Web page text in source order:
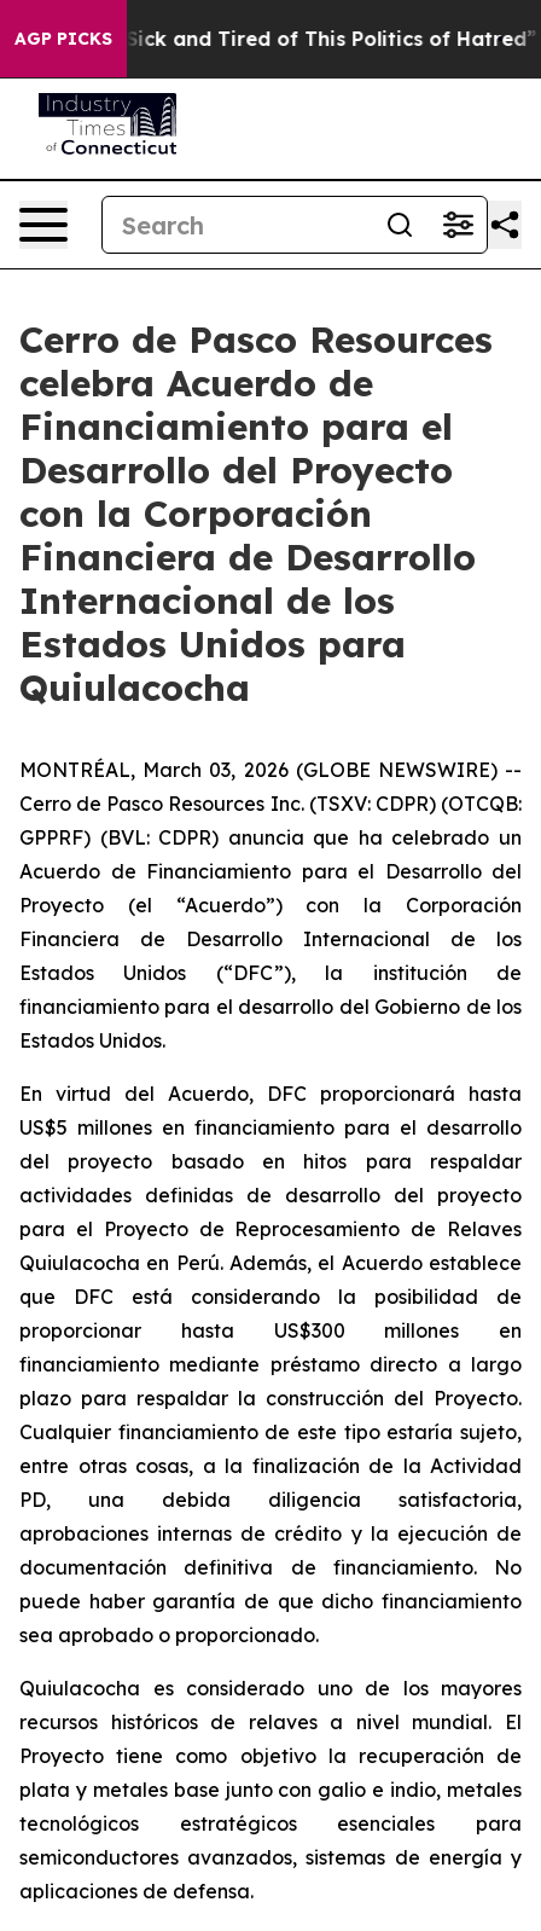
AGP PICKS
Are Sick and Tired of This Politics of Hatred” The
Cerro de Pasco Resources
celebra Acuerdo de
Financiamiento para el
Desarrollo del Proyecto
con la Corporación
Financiera de Desarrollo
Internacional de los
Estados Unidos para
Quiulacocha
MONTRÉAL, March 03, 2026 (GLOBE NEWSWIRE) --
Cerro de Pasco Resources Inc. (TSXV: CDPR) (OTCQB:
GPPRF) (BVL: CDPR) anuncia que ha celebrado un
Acuerdo de Financiamiento para el Desarrollo del
Proyecto (el “Acuerdo”) con la Corporación
Financiera de Desarrollo Internacional de los
Estados Unidos (“DFC”), la institución de
financiamiento para el desarrollo del Gobierno de los
Estados Unidos.
En virtud del Acuerdo, DFC proporcionará hasta
US$5 millones en financiamiento para el desarrollo
del proyecto basado en hitos para respaldar
actividades definidas de desarrollo del proyecto
para el Proyecto de Reprocesamiento de Relaves
Quiulacocha en Perú. Además, el Acuerdo establece
que DFC está considerando la posibilidad de
proporcionar hasta US$300 millones en
financiamiento mediante préstamo directo a largo
plazo para respaldar la construcción del Proyecto.
Cualquier financiamiento de este tipo estaría sujeto,
entre otras cosas, a la finalización de la Actividad
PD, una debida diligencia satisfactoria,
aprobaciones internas de crédito y la ejecución de
documentación definitiva de financiamiento. No
puede haber garantía de que dicho financiamiento
sea aprobado o proporcionado.
Quiulacocha es considerado uno de los mayores
recursos históricos de relaves a nivel mundial. El
Proyecto tiene como objetivo la recuperación de
plata y metales base junto con galio e indio, metales
tecnológicos estratégicos esenciales para
semiconductores avanzados, sistemas de energía y
aplicaciones de defensa.